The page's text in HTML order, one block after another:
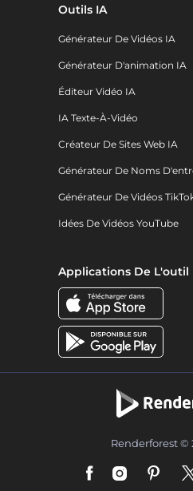
Outils IA
Générateur De Vidéos IA
Générateur D'animation IA
Éditeur Vidéo IA
IA Texte-À-Vidéo
Créateur De Sites Web IA
Générateur De Noms
Générateur De Vidéos
Idées De Vidéos YouTube
Applications De L'outil
Renderforest ©